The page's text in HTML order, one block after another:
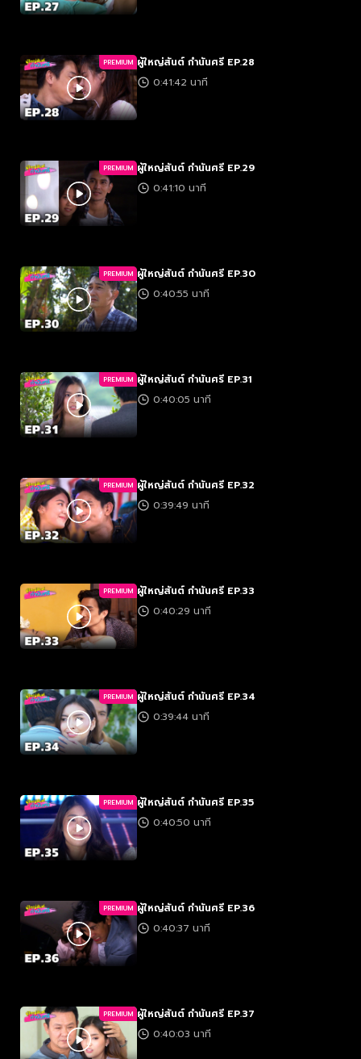
PREMIUM ผู้ใหญ่สันต์ กำนันศรี EP.28
0:41:42 นาที
PREMIUM ผู้ใหญ่สันต์ กำนันศรี EP.29
0:41:10 นาที
PREMIUM ผู้ใหญ่สันต์ กำนันศรี EP.30
0:40:55 นาที
PREMIUM ผู้ใหญ่สันต์ กำนันศรี EP.31
0:40:05 นาที
PREMIUM ผู้ใหญ่สันต์ กำนันศรี EP.32
0:39:49 นาที
PREMIUM ผู้ใหญ่สันต์ กำนันศรี EP.33
0:40:29 นาที
PREMIUM ผู้ใหญ่สันต์ กำนันศรี EP.34
0:39:44 นาที
PREMIUM ผู้ใหญ่สันต์ กำนันศรี EP.35
0:40:50 นาที
PREMIUM ผู้ใหญ่สันต์ กำนันศรี EP.36
0:40:37 นาที
PREMIUM ผู้ใหญ่สันต์ กำนันศรี EP.37
0:40:03 นาที